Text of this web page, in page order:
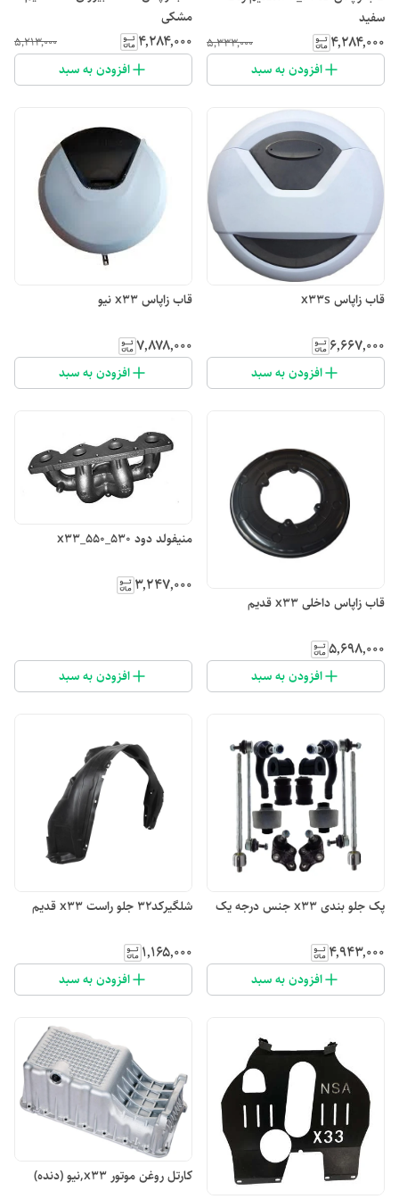
سفید
۴٬۲۸۴٬۰۰۰ ۵٬۳۳۳٬۰۰۰
افزودن به سبد
مشکی
۴٬۲۸۴٬۰۰۰ ۵٬۲۱۳٬۰۰۰
افزودن به سبد
قاب زاپاس x33s
۶٬۶۶۷٬۰۰۰
افزودن به سبد
قاب زاپاس x33 نیو
۷٬۸۷۸٬۰۰۰
افزودن به سبد
قاب زاپاس داخلی x33 قدیم
۵٬۶۹۸٬۰۰۰
افزودن به سبد
منیفولد دود 530_x33_550
۳٬۲۴۷٬۰۰۰
افزودن به سبد
پک جلو بندی x33 جنس درجه یک
۴٬۹۴۳٬۰۰۰
افزودن به سبد
شلگیرکد۳۲ جلو راست x33 قدیم
۱٬۱۶۵٬۰۰۰
افزودن به سبد
کارتل روغن موتور x33,نیو (دنده)